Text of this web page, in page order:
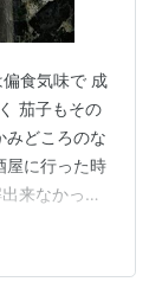
食気味で 成
茄子もその
みどころのな
屋に行った時
来なかった
注文 それに
れるか分か